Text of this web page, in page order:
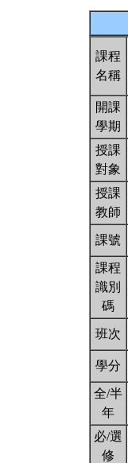
課程
名稱
開課
學期
授課
對象
授課
教師
課號
課程
識別
碼
班次
學分
全/半
年
必/選
修